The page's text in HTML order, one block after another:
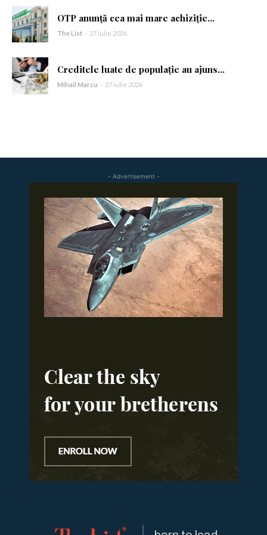
OTP anunță cea mai mare achiziție...
The List - 27 iulie 2026
Creditele luate de populație au ajuns...
Mihail Marcu - 27 iulie 2026
- Advertisement -